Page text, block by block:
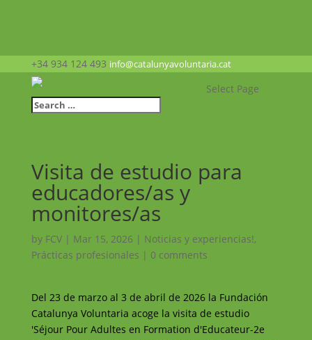
+34 934 124 493 info@catalunyavoluntaria.cat
Select Page
Visita de estudio para
educadores/as y
monitores/as
by FCV| Mar 15, 2026 | Noticias y experiencias!,
Prácticas profesionales | 0 comments
Del 23 de marzo al 3 de abril de 2026 la Fundación
Catalunya Voluntaria acoge la visita de estudio
'Séjour Pour Adultes en Formation d'Educateur-2e